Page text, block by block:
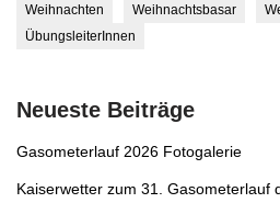
Weihnachten
Weihnachtsbasar
ÜbungsleiterInnen
Neueste Beiträge
Gasometerlauf 2026 Fotogalerie
Kaiserwetter zum 31. Gasometerlauf